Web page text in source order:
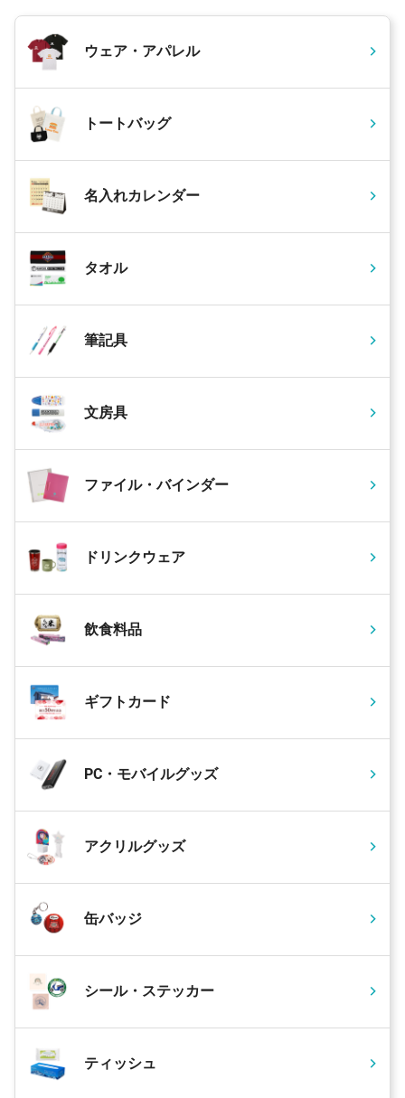
ウェア・アパレル
トートバッグ
名入れカレンダー
タオル
筆記具
文房具
ファイル・バインダー
ドリンクウェア
飲食料品
ギフトカード
PC・モバイルグッズ
アクリルグッズ
缶バッジ
シール・ステッカー
ティッシュ